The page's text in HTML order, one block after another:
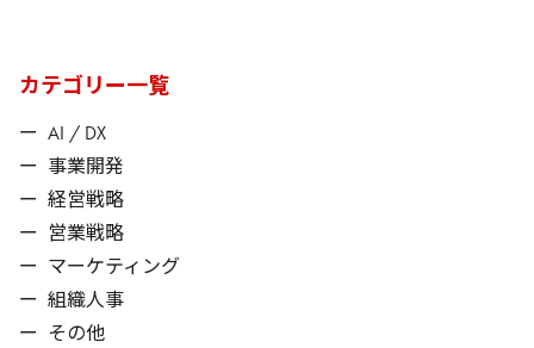
カテゴリー一覧
ー AI / DX
ー 事業開発
ー 経営戦略
ー 営業戦略
ー マーケティング
ー 組織人事
ー その他